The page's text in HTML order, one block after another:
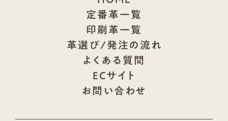
定番革一覧
印刷革一覧
革選び/発注の流れ
よくある質問
ECサイト
お問い合わせ